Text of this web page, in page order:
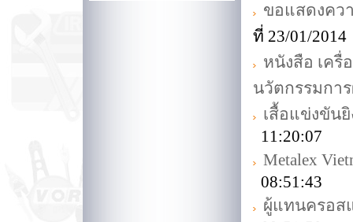
ขอแสดงคว
ที่ 23/01/
หนังสือ เครื่
นวัตกรรมกา
เสื้อแข่งขัน
11:20:07
Metalex
08:51:43
ผู้แทนครอส